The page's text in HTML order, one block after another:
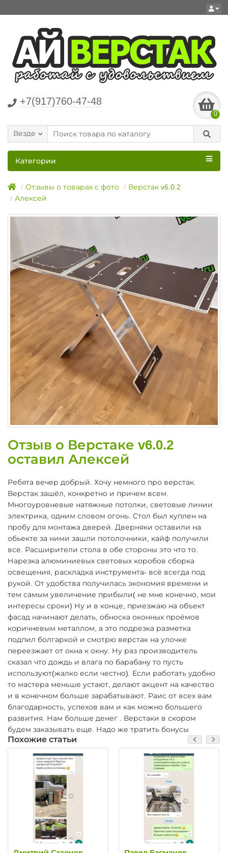
+7(917)760-47-48
0
Везде
Категории
Отзывы о товарах с фото
Верстак v6.0.2
Алексей
Отзыв о Верстаке v6.0.2
оставил Алексей
Ребята вечер добрый. Хочу немного про верстак.
Верстак зашёл, конкретно и причем всем.
Многоуровневые натяжные потолки, световые линии
электрика, одним словом огонь. Стол был куплен на
пробу для монтажа дверей. Дверняки оставили на
обьекте за ними зашли потолочники, кайф получили
все. Расширители стола в обе стороны это что то.
Нарезка алюминиевых световых коробов сборка
освещения, раскладка инструмента- всё всегда под
рукой. От удобства получилась экономия времени и
тем самым увеличение прибыли( не мне конечно, мои
интересы сроки) Ну и в конце, приезжаю на объект
фасад начинают делать, обноска оконных проёмов
коричневым металлом, а это подрезка разметка
подпил болгаркой и смотрю верстак на улочке
переезжает от окна к окну. Ну раз производитель
сказал что дождь и влага по барабану то пусть
используют(жалко если честно). Если работать удобно
то мастера меньше устают, делают акцент на качество
и в конечном больше зарабатывают. Раис от всех вам
благодарность, успехов вам и как можно большего
развития. Нам больше денег . Верстаки в скором
будем заказывать еще. Надо же тратить бонусы
Похожие статьи